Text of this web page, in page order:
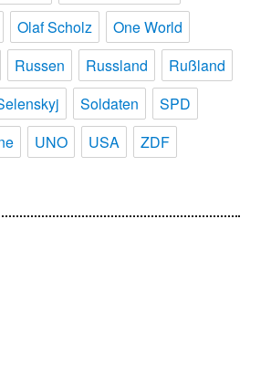
Olaf Scholz
One World
Russen Russland
Rußland
Soldaten
SPD
UNO USA ZDF